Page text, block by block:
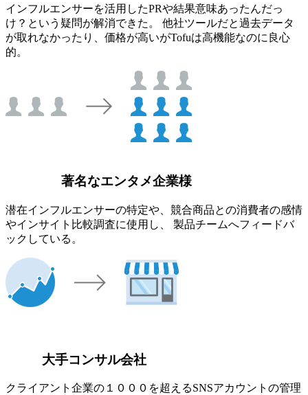
インフルエンサーを活用したPRや結果意味あったんだっ
け？という疑問が解消できた。 他社ツールだと過去データ
が取れなかったり、価格が高いがTofuは高機能なのに良心
的。
著名なエンタメ企業様
潜在インフルエンサーの特定や、競合商品との消費者の感情
やインサイト比較調査に使用し、 製品チームへフィードバ
ックしている。
大手コンサル会社
クライアント企業の１０００を超えるSNSアカウントの管理